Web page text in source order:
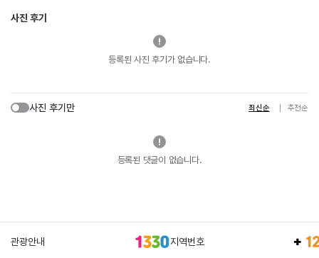
사진 후기
등록된 사진 후기가 없습니다.
사진 후기만 최신순 추천순
등록된 댓글이 없습니다.
관광안내 지역번호